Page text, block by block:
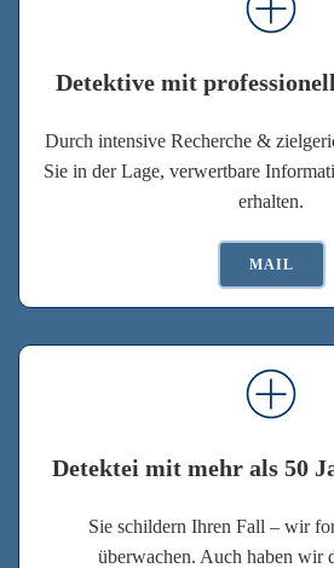
Detektive mit
Durch intensive Recherche &
Sie in der Lage, verwertbare
erhalten.
MAIL
Detektei mit mehr als 50
Sie schildern Ihren Fall – wir
überwachen. Auch haben wir